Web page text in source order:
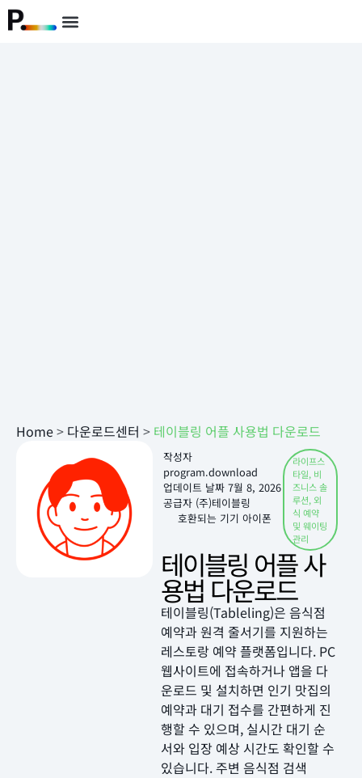
Home> 다운로드센터 > 테이블링 어플 사용법 다운로드
작성자
program.download
업데이트 날짜 7월 8, 2026
공급자 (주)테이블링
호환되는 기기 아이폰
라이프스
타일, 비
즈니스 솔
루션, 외
식 예약
및 웨이팅
관리
테이블링 어플 사
용법 다운로드
테이블링(Tableling)은 음식점
예약과 원격 줄서기를 지원하는
레스토랑 예약 플랫폼입니다. PC
웹사이트에 접속하거나 앱을 다
운로드 및 설치하면 인기 맛집의
예약과 대기 접수를 간편하게 진
행할 수 있으며, 실시간 대기 순
서와 입장 예상 시간도 확인할 수
있습니다. 주변 음식점 검색